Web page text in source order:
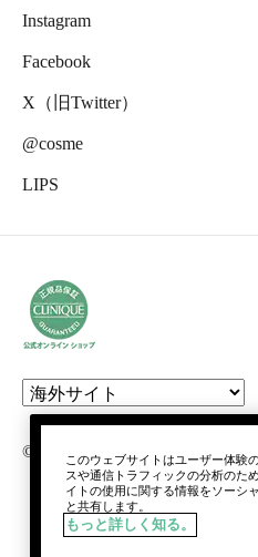
Instagram
Facebook
X（旧Twitter）
@cosme
LIPS
© clinique laboratories, llc. all
このウェブサイトはユーザー体験
スや通信トラフィックの分析のた
イトの使用に関する情報をソーシ
と共有します。
もっと詳しく知る。